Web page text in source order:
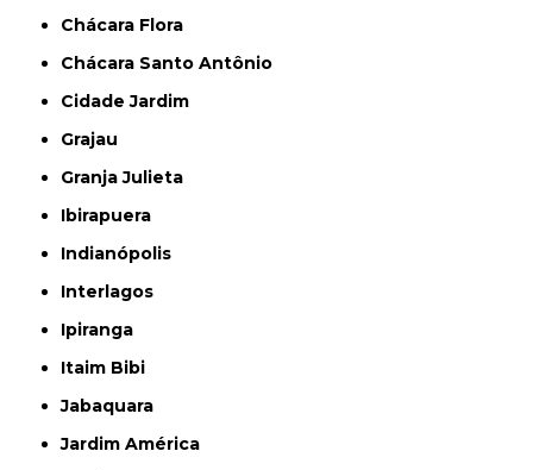
Chácara Flora
Chácara Santo Antônio
Cidade Jardim
Grajau
Granja Julieta
Ibirapuera
Indianópolis
Interlagos
Ipiranga
Itaim Bibi
Jabaquara
Jardim América